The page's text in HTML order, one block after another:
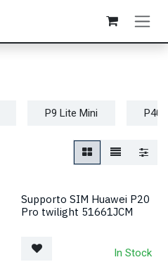
P9 Lite Mini P40
Supporto SIM Huawei P20
Pro twilight 51661JCM
In Stock